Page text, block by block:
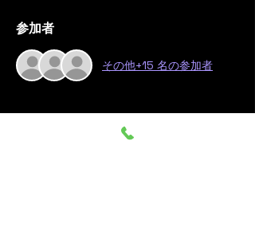
参加者
その他+15 名の参加者